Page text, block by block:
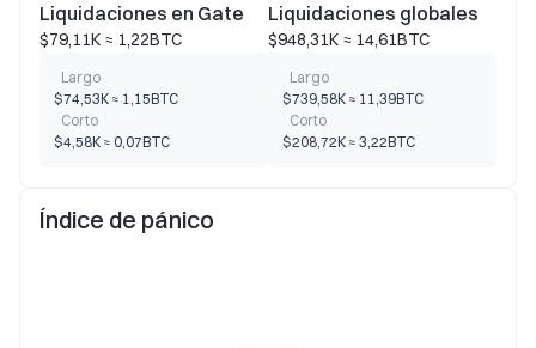
Liquidaciones en Gate
$79,11K ≈ 1,22BTC
Largo
$74,53K ≈ 1,15BTC
Corto
$4,58K ≈ 0,07BTC
Liquidaciones globales
$948,31K ≈ 14,61BTC
Largo
$739,58K ≈ 11,39BTC
Corto
$208,72K ≈ 3,22BTC
Índice de pánico